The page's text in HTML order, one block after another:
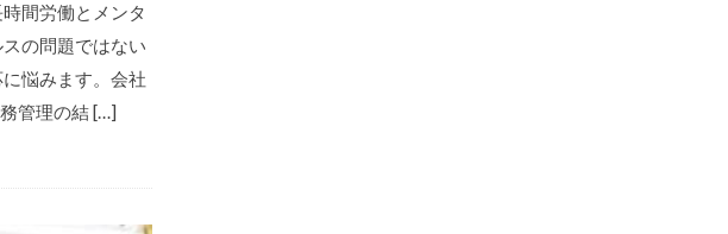
間労働とメンタ
の問題ではない
悩みます。会社
管理の結 […]